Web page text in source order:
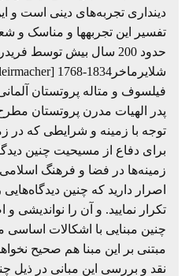
دینداری تجربه‌های دینی است و
تفسیر این تجربهها و مناسک و
حدود 200 سال بیش توسط
فیلسوف و متاله پروتستان
پدر الهیات مدرن پروتستان
توجه با زمینه و شرایطی که در
برای دفاع از مسیحیت چنین
زمینه‌ها در فضا و فرهنگ
اصرار دارید که چنین
تکرار نمایید. و آن را نواندیشی
چنین مبنایی با اشکالات
مبتنی بر این مبنا هم صحیح
نقد و بررسی این مبانی در ذیل